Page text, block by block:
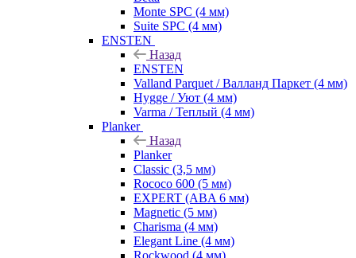
Monte SPC (4 мм)
Suite SPC (4 мм)
ENSTEN
Назад
ENSTEN
Valland Parquet / Валланд Паркет (4 мм)
Hygge / Уют (4 мм)
Varma / Теплый (4 мм)
Planker
Назад
Planker
Classic (3,5 мм)
Rococo 600 (5 мм)
EXPERT (ABA 6 мм)
Magnetic (5 мм)
Charisma (4 мм)
Elegant Line (4 мм)
Rockwood (4 мм)